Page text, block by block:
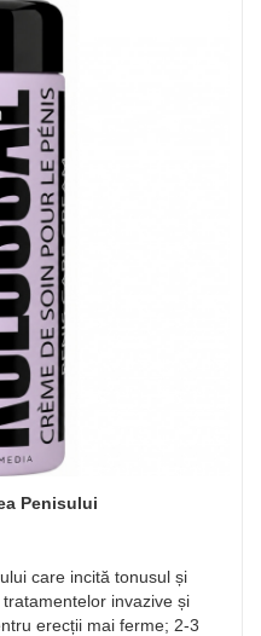
Penisului
care incită tonusul și
invazive și
erecții mai ferme; 2-3